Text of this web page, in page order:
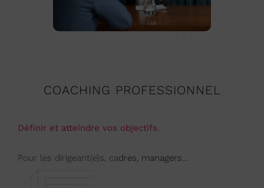
COACHING PROFESSIONNEL
Définir et atteindre vos objectifs
Pour les dirigeant(e)s, cadres, managers…